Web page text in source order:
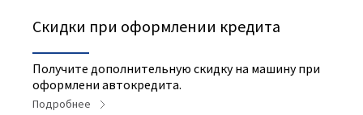
Скидки при оформлении кредита
Получите дополнительную скидку на машину при
оформлени автокредита.
Подробнее